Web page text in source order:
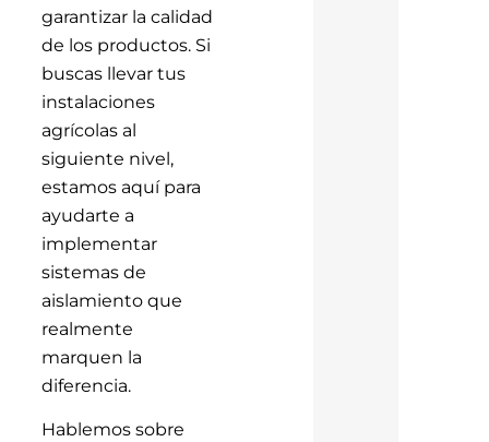
garantizar la calidad
de los productos. Si
buscas llevar tus
instalaciones
agrícolas al
siguiente nivel,
estamos aquí para
ayudarte a
implementar
sistemas de
aislamiento que
realmente
marquen la
diferencia.
Hablemos sobre